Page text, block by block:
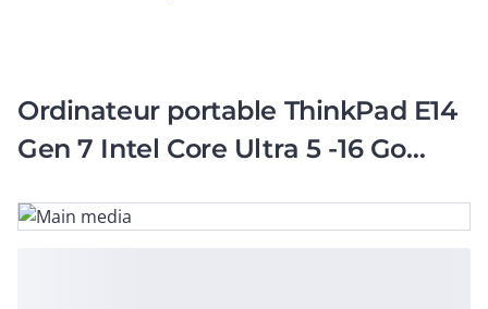
Ordinateur portable ThinkPad E14
Gen 7 Intel Core Ultra 5 -16 Go